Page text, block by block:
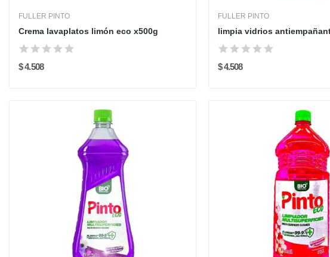
FULLER PINTO
Crema lavaplatos limón eco x500g
$ 4.508
FULLER PINTO
$ 4.508